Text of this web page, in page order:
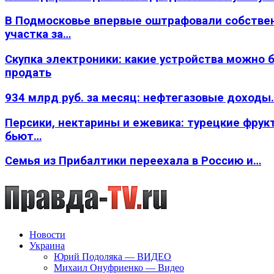
В Подмосковье впервые оштрафовали
участка за…
Скупка электроники: какие устройства можно
продать
934 млрд руб. за месяц: нефтегазовые
Персики, нектарины и ежевика: турецкие
бьют…
Семья из Прибалтики переехала в Россию и…
Новости
Украина
Юрий Подоляка — ВИДЕО
Михаил Онуфриенко — Видео